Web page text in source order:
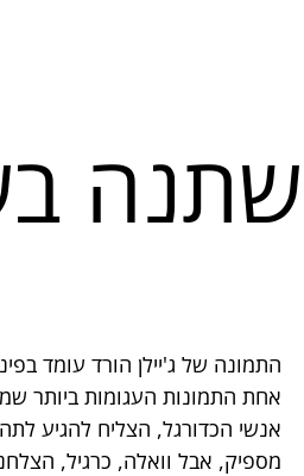
התמונה של ג'יילן הורד עומד
אחת התמונות העגומות ביותר
אנשי הכדורגל, הצליח להגיע
מספיק, אבל וואלה, כרגיל,